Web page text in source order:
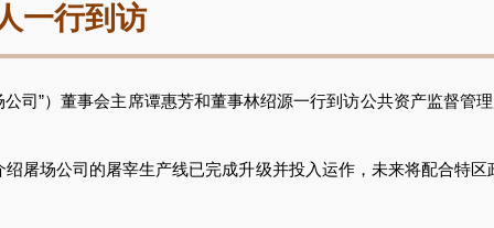
一行到访
”）董事会主席谭惠芳和董事林绍源一行到访公共资产监督管理
场公司的屠宰生产线已完成升级并投入运作，未来将配合特区